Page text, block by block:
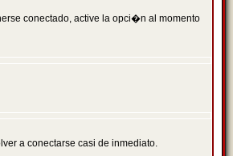
conectado, active la opci�n al momento
a conectarse casi de inmediato.